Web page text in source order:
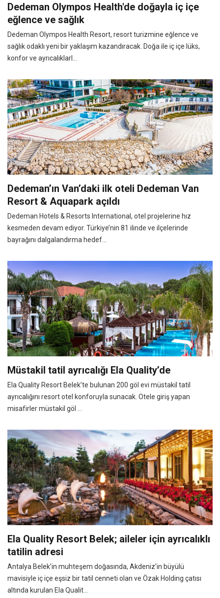
Dedeman Olympos Health'de doğayla iç içe
eğlence ve sağlık
Dedeman Olympos Health Resort, resort turizmine eğlence ve
sağlık odaklı yeni bir yaklaşım kazandıracak. Doğa ile iç içe lüks,
konfor ve ayrıcalıklarl...
Dedeman’ın Van’daki ilk oteli Dedeman Van
Resort & Aquapark açıldı
Dedeman Hotels & Resorts International, otel projelerine hız
kesmeden devam ediyor. Türkiye’nin 81 ilinde ve ilçelerinde
bayrağını dalgalandırma hedef...
Müstakil tatil ayrıcalığı Ela Quality’de
Ela Quality Resort Belek’te bulunan 200 göl evi müstakil tatil
ayrıcalığını resort otel konforuyla sunacak. Otele giriş yapan
misafirler müstakil göl ...
Ela Quality Resort Belek; aileler için ayrıcalıklı
tatilin adresi
Antalya Belek’in muhteşem doğasında, Akdeniz’in büyülü
mavisiyle iç içe eşsiz bir tatil cenneti olan ve Özak Holding çatısı
altında kurulan Ela Qualit...